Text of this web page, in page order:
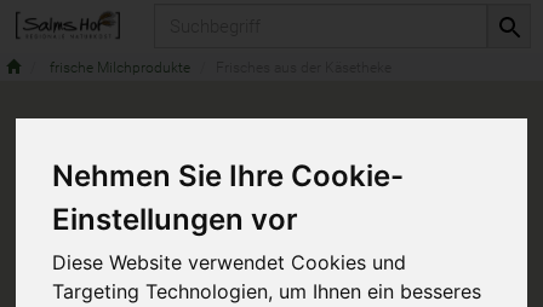
Nehmen Sie Ihre Cookie-
Einstellungen vor
Diese Website verwendet Cookies und
Targeting Technologien, um Ihnen ein besseres
frische Milchprodukte